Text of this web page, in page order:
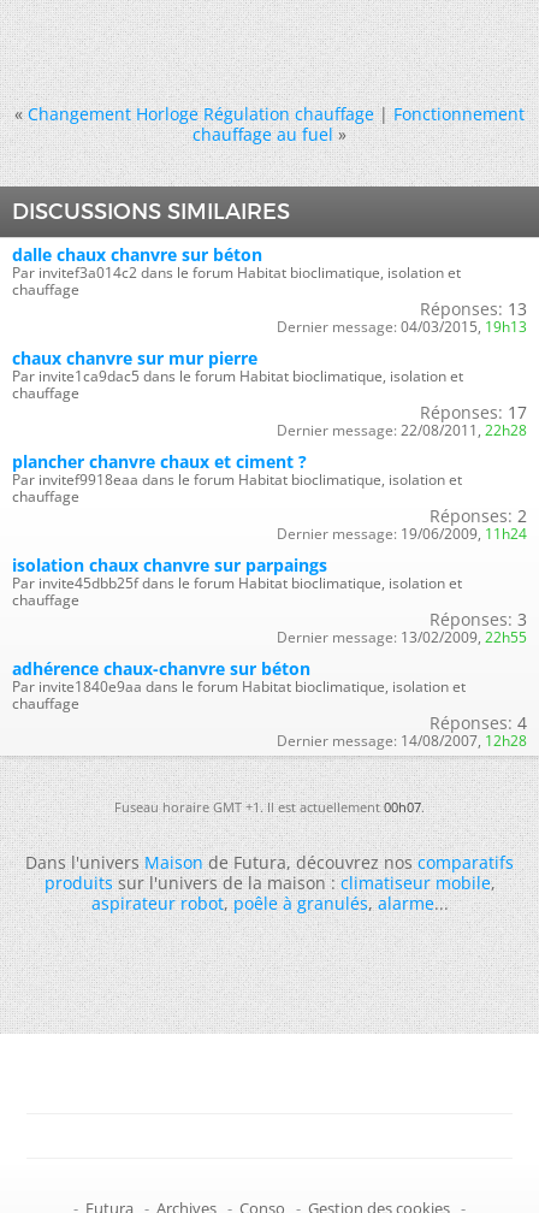
« Changement Horloge Régulation chauffage|Fonctionnement
chauffage au fuel »
DISCUSSIONS SIMILAIRES
dalle chaux chanvre sur béton
Par invitef3a014c2 dans le forum Habitat bioclimatique, isolation et
chauffage
Réponses: 13
Dernier message: 04/03/2015, 19h13
chaux chanvre sur mur pierre
Par invite1ca9dac5 dans le forum Habitat bioclimatique, isolation et
chauffage
Réponses: 17
Dernier message: 22/08/2011, 22h28
plancher chanvre chaux et ciment ?
Par invitef9918eaa dans le forum Habitat bioclimatique, isolation et
chauffage
Réponses: 2
Dernier message: 19/06/2009, 11h24
isolation chaux chanvre sur parpaings
Par invite45dbb25f dans le forum Habitat bioclimatique, isolation et
chauffage
Réponses: 3
Dernier message: 13/02/2009, 22h55
adhérence chaux-chanvre sur béton
Par invite1840e9aa dans le forum Habitat bioclimatique, isolation et
chauffage
Réponses: 4
Dernier message: 14/08/2007, 12h28
Fuseau horaire GMT +1. Il est actuellement00h07.
Dans l'universMaisonde Futura, découvrez noscomparatifs
produitssur l'univers de la maison :climatiseur mobile,
aspirateur robot,poêle à granulés,alarme...
- Futura - Archives - Conso - Gestion des cookies -